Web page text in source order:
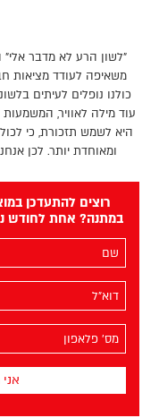
"לשון הרע לא מדבר אלי"
משאיפה לעודד מציאות
כולנו נופלים לעיתים
עוד מילה לאוויר,
היא לשמש תזכורת, כי
ומאוחדת יותר. לכן
רוצים להתעדכן
במתנה? אחת לחודש
שלך
שלך
הפלאפון